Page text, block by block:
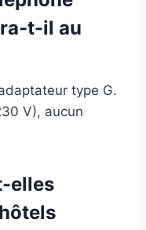
t-il au
type G.
V), aucun
elles